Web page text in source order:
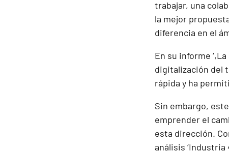
trabajar, una
la mejor
diferencia en el
En su informe
digitalización del
rápida y ha
Sin embargo,
emprender el
esta dirección.
análisis ‘Industria